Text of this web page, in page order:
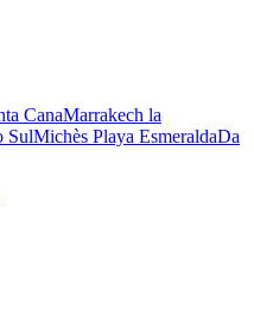
CanaMarrakech la
SulMichès Playa EsmeraldaDa